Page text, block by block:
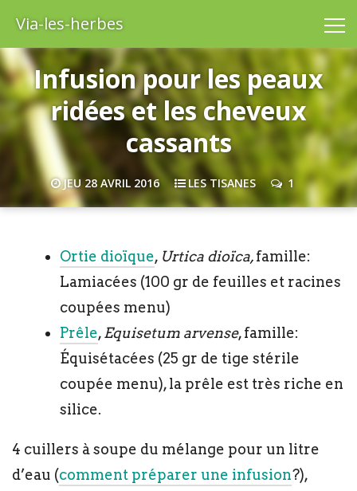
Via-les-herbes
Infusion pour les peaux
ridées et les cheveux
cassants
JEU 28 AVRIL 2016 LES TISANES 1
Ortie dioïque, Urtica dioïca,famille:
Lamiacées (100 gr de feuilles et racines
coupées menu)
Prêle,Equisetum arvense, famille:
Équisétacées (25 gr de tige stérile
coupée menu), la prêle est très riche en
silice.
4 cuillers à soupe du mélange pour un litre
d’eau (comment préparer une infusion?),